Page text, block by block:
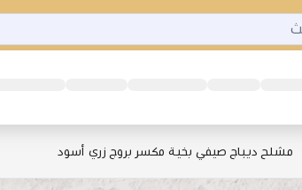
مشلح ديباج صيفي بخية مكسر بروج زري أسود